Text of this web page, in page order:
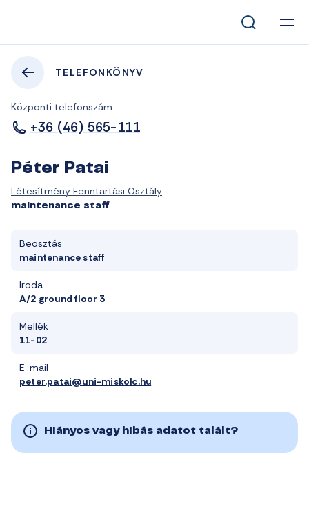
TELEFONKÖNYV
Központi telefonszám
+36 (46) 565-111
Péter Patai
Létesítmény Fenntartási Osztály
maintenance staff
Beosztás
maintenance staff
Iroda
A/2 ground floor 3
Mellék
11-02
E-mail
peter.patai@uni-miskolc.hu
Hiányos vagy hibás adatot talált?